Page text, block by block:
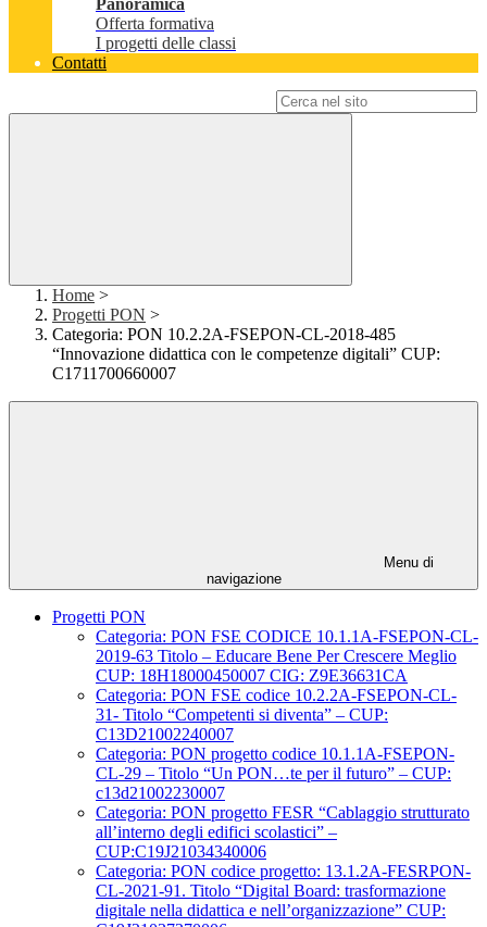
Panoramica
Offerta formativa
I progetti delle classi
Contatti
Home >
Progetti PON >
Categoria: PON 10.2.2A-FSEPON-CL-2018-485
“Innovazione didattica con le competenze digitali” CUP:
C1711700660007
Menu di
navigazione
Progetti PON
Categoria: PON FSE CODICE 10.1.1A-FSEPON-CL-
2019-63 Titolo – Educare Bene Per Crescere Meglio
CUP: 18H18000450007 CIG: Z9E36631CA
Categoria: PON FSE codice 10.2.2A-FSEPON-CL-
31- Titolo “Competenti si diventa” – CUP:
C13D21002240007
Categoria: PON progetto codice 10.1.1A-FSEPON-
CL-29 – Titolo “Un PON…te per il futuro” – CUP:
c13d21002230007
Categoria: PON progetto FESR “Cablaggio strutturato
all’interno degli edifici scolastici” –
CUP:C19J21034340006
Categoria: PON codice progetto: 13.1.2A-FESRPON-
CL-2021-91. Titolo “Digital Board: trasformazione
digitale nella didattica e nell’organizzazione” CUP: